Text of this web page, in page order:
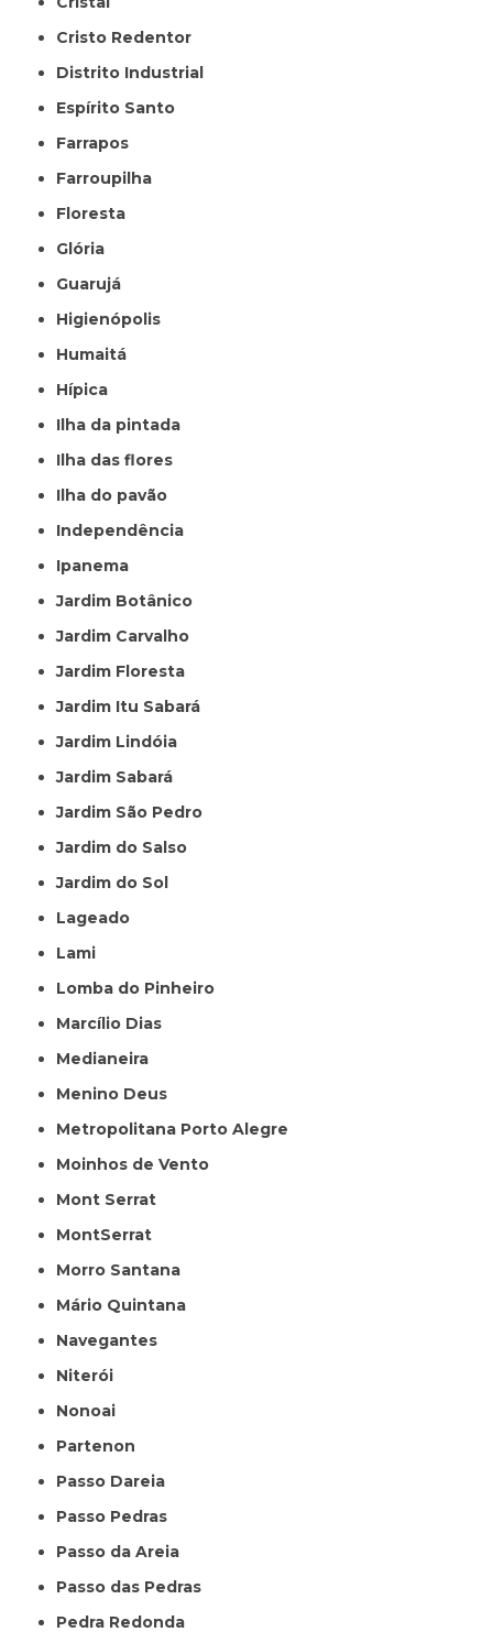
Cristo Redentor
Distrito Industrial
Espírito Santo
Farrapos
Farroupilha
Floresta
Glória
Guarujá
Higienópolis
Humaitá
Hípica
Ilha da pintada
Ilha das flores
Ilha do pavão
Independência
Ipanema
Jardim Botânico
Jardim Carvalho
Jardim Floresta
Jardim Itu Sabará
Jardim Lindóia
Jardim Sabará
Jardim São Pedro
Jardim do Salso
Jardim do Sol
Lageado
Lami
Lomba do Pinheiro
Marcílio Dias
Medianeira
Menino Deus
Metropolitana Porto Alegre
Moinhos de Vento
Mont Serrat
MontSerrat
Morro Santana
Mário Quintana
Navegantes
Niterói
Nonoai
Partenon
Passo Dareia
Passo Pedras
Passo da Areia
Passo das Pedras
Pedra Redonda